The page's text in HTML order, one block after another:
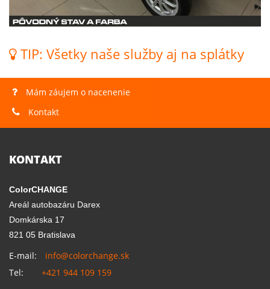
TIP: Všetky naše služby aj na splátky
Mám záujem o nacenenie
Kontakt
KONTAKT
ColorCHANGE
Areál autobazáru Darex
Domkárska 17
821 05 Bratislava
E-mail:
info@colorchange.sk
Tel:
+421 944 109 159